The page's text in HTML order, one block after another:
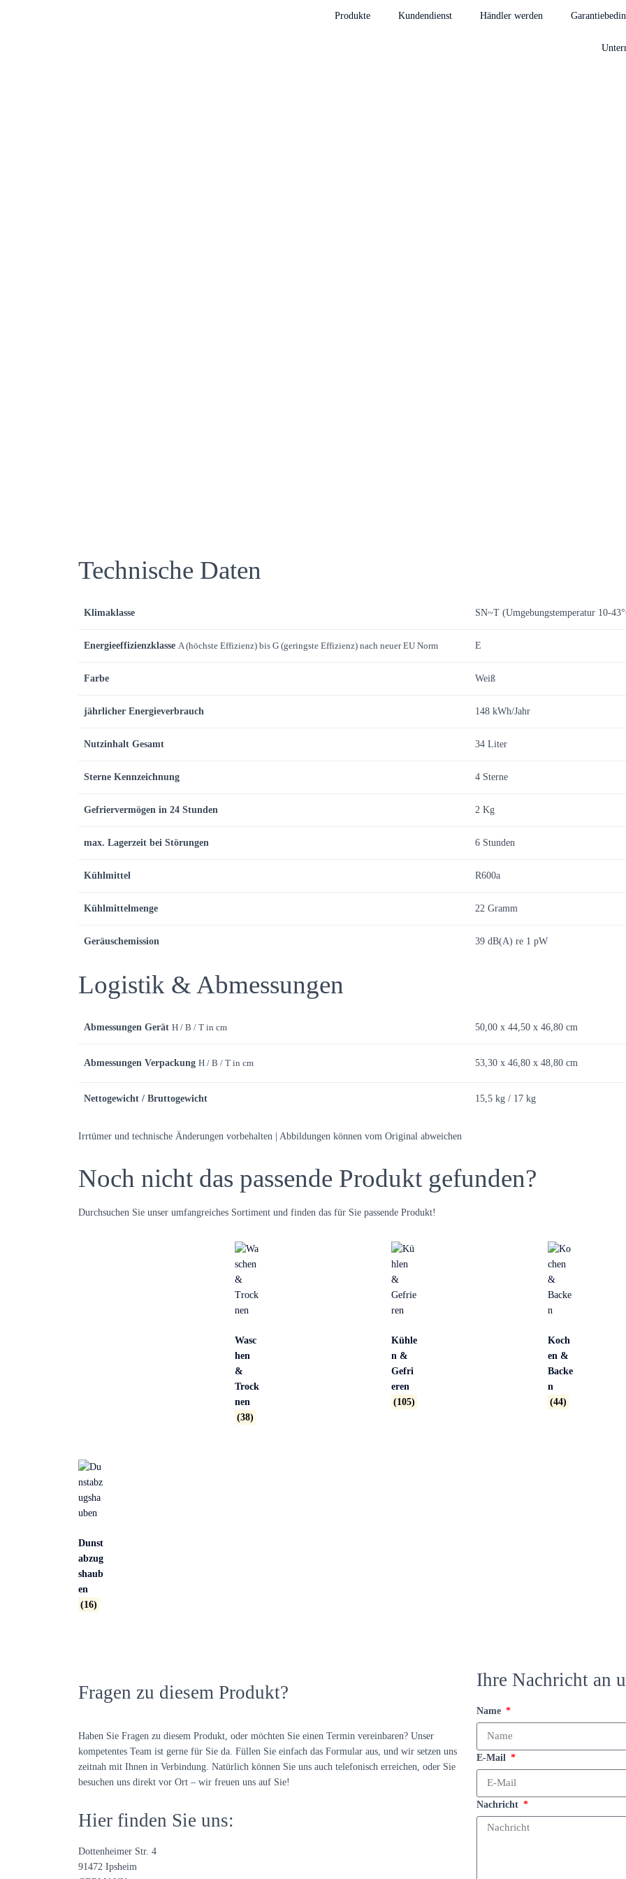
Produkte Kundendienst Händler werden
Technische Daten
Klimaklasse SN~T (Umgebungstemperatur 10-
Energieeffizienzklasse A (höchste Effizienz) bis G (geringste Effizienz) nach neuer EU Norm E
Farbe Weiß
jährlicher Energieverbrauch 148 kWh/Jahr
Nutzinhalt Gesamt 34 Liter
Sterne Kennzeichnung 4 Sterne
Gefriervermögen in 24 Stunden 2 Kg
max. Lagerzeit bei Störungen 6 Stunden
Kühlmittel R600a
Kühlmittelmenge 22 Gramm
Geräuschemission 39 dB(A) re 1 pW
Logistik & Abmessungen
Abmessungen Gerät H / B / T in cm 50,00 x 44,50 x 46,80 cm
Abmessungen Verpackung H / B / T in cm 53,30 x 46,80 x 48,80 cm
Nettogewicht / Bruttogewicht 15,5 kg / 17 kg
Irrtümer und technische Änderungen vorbehalten | Abbildungen können vom Original abweichen
Noch nicht das passende Produkt gefunden?
Durchsuchen Sie unser umfangreiches Sortiment und finden das für Sie passende Produkt!
Wasc
hen
&
Trock
nen
(38)
Kühle
n &
Gefri
eren
(105)
Koch
en &
Backe
n
(44)
Dunst
abzug
shaub
en
(16)
Fragen zu diesem Produkt?
Haben Sie Fragen zu diesem Produkt, oder möchten Sie einen Termin vereinbaren? Unser
kompetentes Team ist gerne für Sie da. Füllen Sie einfach das Formular aus, und wir setzen uns
zeitnah mit Ihnen in Verbindung. Natürlich können Sie uns auch telefonisch erreichen, oder Sie
besuchen uns direkt vor Ort – wir freuen uns auf Sie!
Hier finden Sie uns:
Dottenheimer Str. 4
91472 Ipsheim
Ihre Nachricht an
Name
E-Mail
Nachricht